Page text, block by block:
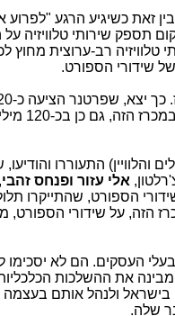
זאת כשיגיע הרגע
תספק שירותי טלוויזיה על
טלוויזיה רב-ערוצית מחוץ
שידורי הספורט.
ש"ח על הזכויות לשידורי ספורט
התעוררו
אלי עזור ופנחס זהבי
את שידורי הספורט, שהתייקרו
הזה, על שידורי הספורט,
העסקים. הם לא
מבינה את ההשלכות
בישראל ולנהל אותם בעצמה
שלה.